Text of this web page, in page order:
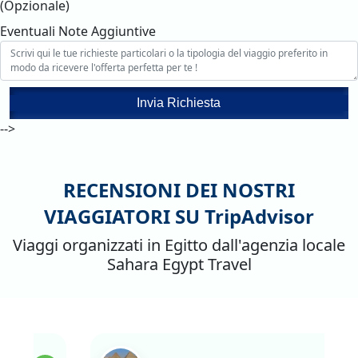
(Opzionale)
Eventuali Note Aggiuntive
Invia Richiesta
-->
RECENSIONI DEI NOSTRI
VIAGGIATORI SU TripAdvisor
Viaggi organizzati in Egitto dall'agenzia locale
Sahara Egypt Travel